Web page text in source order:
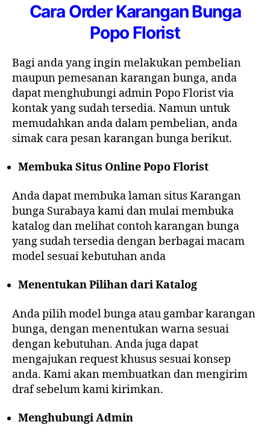
Cara Order Karangan Bunga
Popo Florist
Bagi anda yang ingin melakukan pembelian
maupun pemesanan karangan bunga, anda
dapat menghubungi admin Popo Florist via
kontak yang sudah tersedia. Namun untuk
memudahkan anda dalam pembelian, anda
simak cara pesan karangan bunga berikut.
Membuka Situs Online Popo Florist
Anda dapat membuka laman situs Karangan
bunga Surabaya kami dan mulai membuka
katalog dan melihat contoh karangan bunga
yang sudah tersedia dengan berbagai macam
model sesuai kebutuhan anda
Menentukan Pilihan dari Katalog
Anda pilih model bunga atau gambar karangan
bunga, dengan menentukan warna sesuai
dengan kebutuhan. Anda juga dapat
mengajukan request khusus sesuai konsep
anda. Kami akan membuatkan dan mengirim
draf sebelum kami kirimkan.
Menghubungi Admin